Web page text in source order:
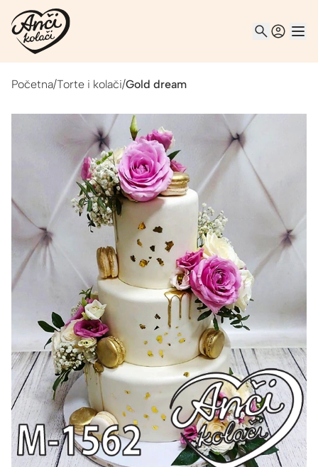
Početna/Torte i kolači/Gold dream